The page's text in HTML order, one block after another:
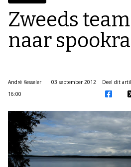
Zweeds
naar
André Kesseler
03 september 2012
16:00
Deel dit